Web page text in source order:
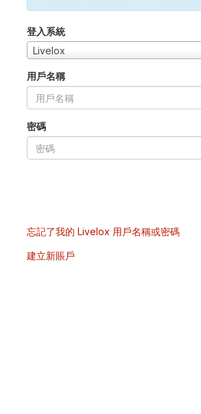
登入系統
Livelox
用戶名稱
密碼
忘記了我的 Livelox 用戶名稱或密碼
建立新賬戶